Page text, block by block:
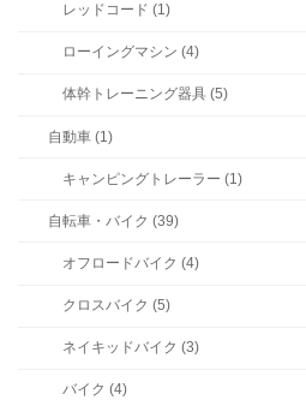
レッドコード (1)
ローイングマシン (4)
体幹トレーニング器具 (5)
自動車 (1)
キャンピングトレーラー (1)
自転車・バイク (39)
オフロードバイク (4)
クロスバイク (5)
ネイキッドバイク (3)
バイク (4)